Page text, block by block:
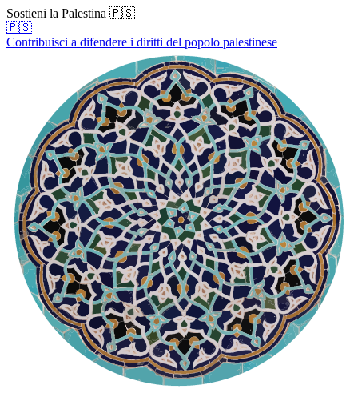
Sostieni la Palestina 🇵🇸
🇵🇸
Contribuisci a difendere i diritti del popolo palestinese